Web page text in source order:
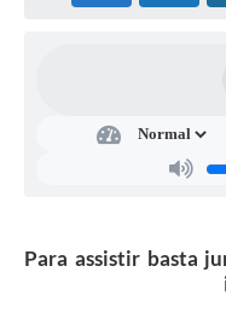
CENTRAL DE ATENDIMENTO
Pré-Cadastro de Vacinação
PGRS Digital
Para assistir basta